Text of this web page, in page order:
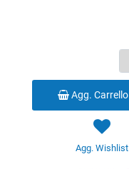
Agg. Carrello
Agg. Wishlist